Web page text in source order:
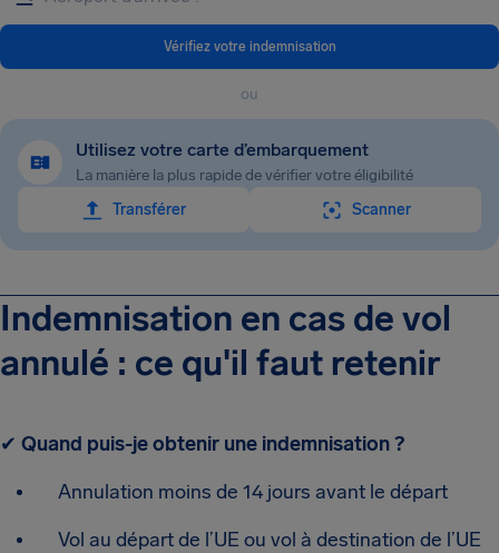
Vérifiez votre indemnisation
ou
Utilisez votre carte d’embarquement
La manière la plus rapide de vérifier votre éligibilité
Transférer
Scanner
Indemnisation en cas de vol
annulé : ce qu'il faut retenir
✔ Quand puis-je obtenir une indemnisation ?
Annulation moins de 14 jours avant le départ
Vol au départ de l’UE ou vol à destination de l’UE